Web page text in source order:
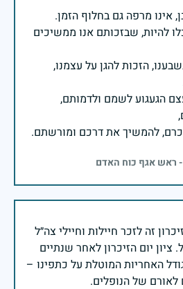
להיות, שבזכותם אנו ממשיכים
הזכות להגן על עצמנו,
הגעגוע לשמם ולדמותם,
להמשיך את דרכם ומורשתם.
- ראש אגף כוח האדם
זה לזכר חיילות וחיילי צה״ל
יום הזיכרון לאחר שנתיים
האחריות המוטלת על כתפינו –